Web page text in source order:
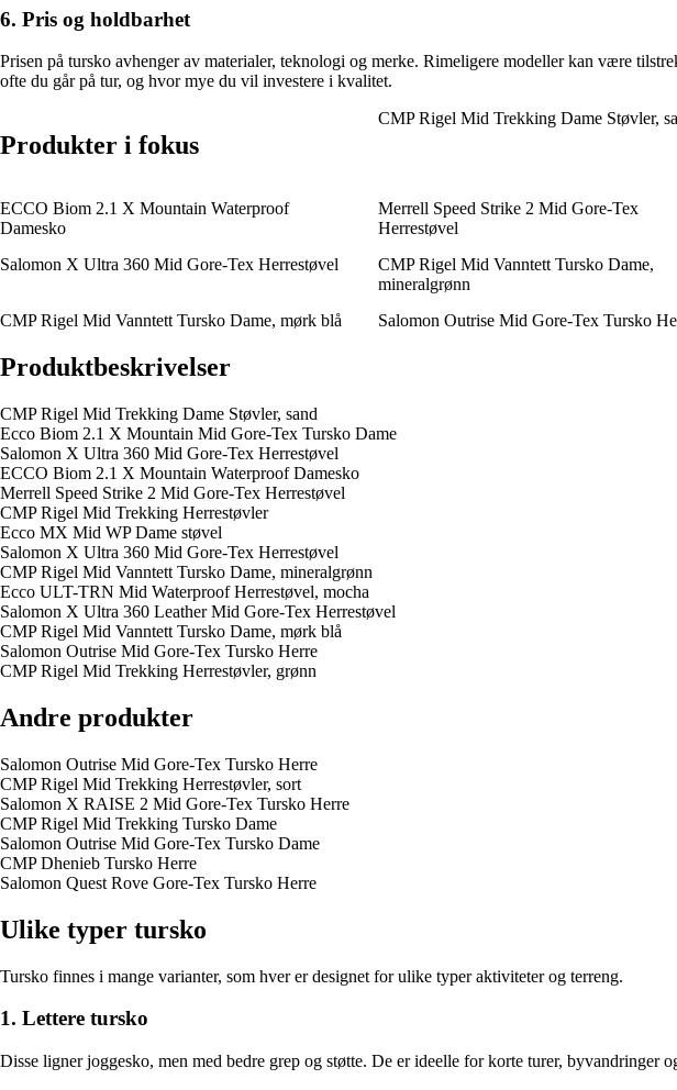
6. Pris og holdbarhet
Prisen på tursko avhenger av materialer, teknologi og merke. Rimeligere modeller kan være
ofte du går på tur, og hvor mye du vil investere i kvalitet.
Produkter i fokus
CMP Rigel Mid Trekking Dame Støvler,
ECCO Biom 2.1 X Mountain Waterproof
Damesko
Merrell Speed Strike 2 Mid Gore-Tex
Herrestøvel
Salomon X Ultra 360 Mid Gore-Tex Herrestøvel
CMP Rigel Mid Vanntett Tursko Dame,
mineralgrønn
CMP Rigel Mid Vanntett Tursko Dame, mørk blå
Salomon Outrise Mid Gore-Tex Tursko
Produktbeskrivelser
CMP Rigel Mid Trekking Dame Støvler, sand
Ecco Biom 2.1 X Mountain Mid Gore-Tex Tursko Dame
Salomon X Ultra 360 Mid Gore-Tex Herrestøvel
ECCO Biom 2.1 X Mountain Waterproof Damesko
Merrell Speed Strike 2 Mid Gore-Tex Herrestøvel
CMP Rigel Mid Trekking Herrestøvler
Ecco MX Mid WP Dame støvel
Salomon X Ultra 360 Mid Gore-Tex Herrestøvel
CMP Rigel Mid Vanntett Tursko Dame, mineralgrønn
Ecco ULT-TRN Mid Waterproof Herrestøvel, mocha
Salomon X Ultra 360 Leather Mid Gore-Tex Herrestøvel
CMP Rigel Mid Vanntett Tursko Dame, mørk blå
Salomon Outrise Mid Gore-Tex Tursko Herre
CMP Rigel Mid Trekking Herrestøvler, grønn
Andre produkter
Salomon Outrise Mid Gore-Tex Tursko Herre
CMP Rigel Mid Trekking Herrestøvler, sort
Salomon X RAISE 2 Mid Gore-Tex Tursko Herre
CMP Rigel Mid Trekking Tursko Dame
Salomon Outrise Mid Gore-Tex Tursko Dame
CMP Dhenieb Tursko Herre
Salomon Quest Rove Gore-Tex Tursko Herre
Ulike typer tursko
Tursko finnes i mange varianter, som hver er designet for ulike typer aktiviteter og terreng.
1. Lettere tursko
Disse ligner joggesko, men med bedre grep og støtte. De er ideelle for korte turer, byvandringer